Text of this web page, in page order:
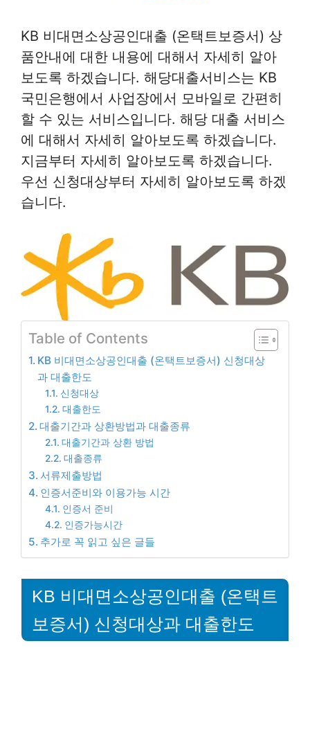
KB 비대면소상공인대출 (온택트보증서) 상
품안내에 대한 내용에 대해서 자세히 알아
보도록 하겠습니다. 해당대출서비스는 KB
국민은행에서 사업장에서 모바일로 간편히
할 수 있는 서비스입니다. 해당 대출 서비스
에 대해서 자세히 알아보도록 하겠습니다.
지금부터 자세히 알아보도록 하겠습니다.
우선 신청대상부터 자세히 알아보도록 하겠
습니다.
Table of Contents
KB 비대면소상공인대출 (온택트보증서) 신청대상
과 대출한도
신청대상
대출한도
대출기간과 상환방법과 대출종류
대출기간과 상환 방법
대출종류
서류제출방법
인증서준비와 이용가능 시간
인증서 준비
인증가능시간
추가로 꼭 읽고 싶은 글들
KB 비대면소상공인대출 (온택트
보증서) 신청대상과 대출한도